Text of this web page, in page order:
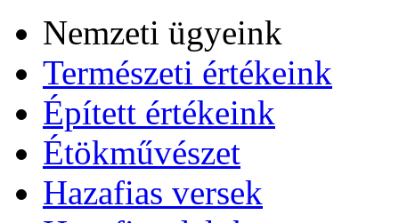
Nemzeti ügyeink
Természeti értékeink
Épített értékeink
Étökművészet
Hazafias versek